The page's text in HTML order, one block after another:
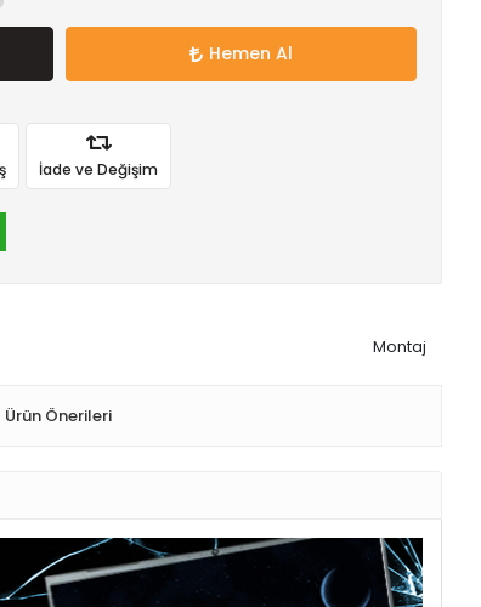
Hemen Al
İade ve Değişim
Montaj
Ürün Önerileri